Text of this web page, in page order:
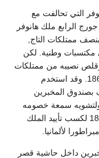
هانوفر التي تحالفت مع
الرابع ملك هانوفر
ممتلكات التاج,
مكتسبات وطنية. لكن
وقلص نصيبه من ممتلكات
التاج إلى 16 بالمائة وكان ذلك في ربيع عام 1868. وقد استخدم
المخبرين
سمعة خصومه
السياسيين. واستخدم هذه الأموال في عام 1870 لكسب تأييد الملك
لألمانيا.
داخل حاشية قصر